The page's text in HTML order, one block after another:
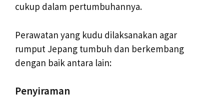
cukup dalam pertumbuhannya.
Perawatan yang kudu dilaksanakan agar
rumput Jepang tumbuh dan berkembang
dengan baik antara lain:
Penyiraman